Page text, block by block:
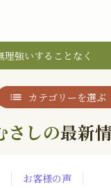
理強いすることなく
カテゴリーを選ぶ
さしの最新
お客様の声